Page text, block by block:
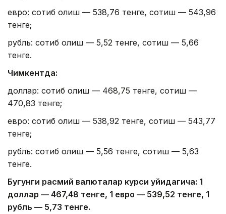
евро: сотиб олиш — 538,76 тенге, сотиш — 543,96
тенге;
рубль: сотиб олиш — 5,52 тенге, сотиш — 5,66
тенге.
Чимкентда:
доллар: сотиб олиш — 468,75 тенге, сотиш —
470,83 тенге;
евро: сотиб олиш — 538,92 тенге, сотиш — 543,77
тенге;
рубль: сотиб олиш — 5,56 тенге, сотиш — 5,63
тенге.
Бугунги расмий валюталар курси қуйидагича: 1
доллар — 467,48 тенге, 1 евро — 539,52 тенге, 1
рубль — 5,73 тенге.